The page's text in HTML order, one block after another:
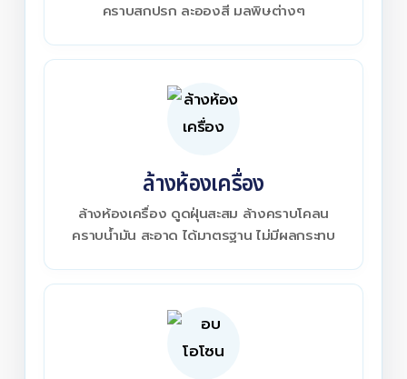
คราบสกปรก ละอองสี มลพิษต่างๆ
ล้างห้องเครื่อง
ล้างห้องเครื่อง ดูดฝุ่นสะสม ล้างคราบโคลน
คราบน้ำมัน สะอาด ได้มาตรฐาน ไม่มีผลกระทบ